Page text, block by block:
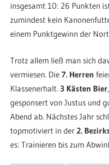
insgesamt 10: 26 Punkten
zumindest kein
einem Punktgewinn der
Trotz allem ließ man sich
vermiesen. Die7. Herren
Klassenerhalt. 3 Kästen Bier
gesponsert von Justus und
Abend ab. Nächstes Jahr
topmotiviert in der2.
es: Trainieren bis zum